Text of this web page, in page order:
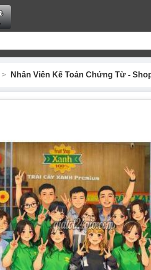
> Nhân Viên Kế Toán Chứng Từ -